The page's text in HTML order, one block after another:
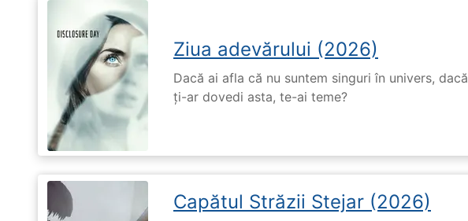
Ziua adevărului (2026)
Dacă ai afla că nu suntem singuri în univers,
ți-ar dovedi asta, te-ai teme?
Capătul Străzii Stejar (2026)